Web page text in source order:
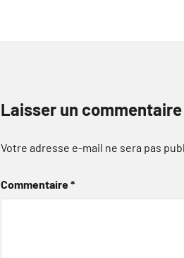
Laisser un commentaire
Votre adresse e-mail ne sera pas
Commentaire*